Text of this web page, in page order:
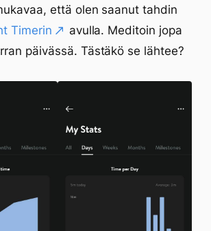
että olen saanut tahdin
Timerin
avulla. Meditoin jopa
päivässä. Tästäkö se lähtee?